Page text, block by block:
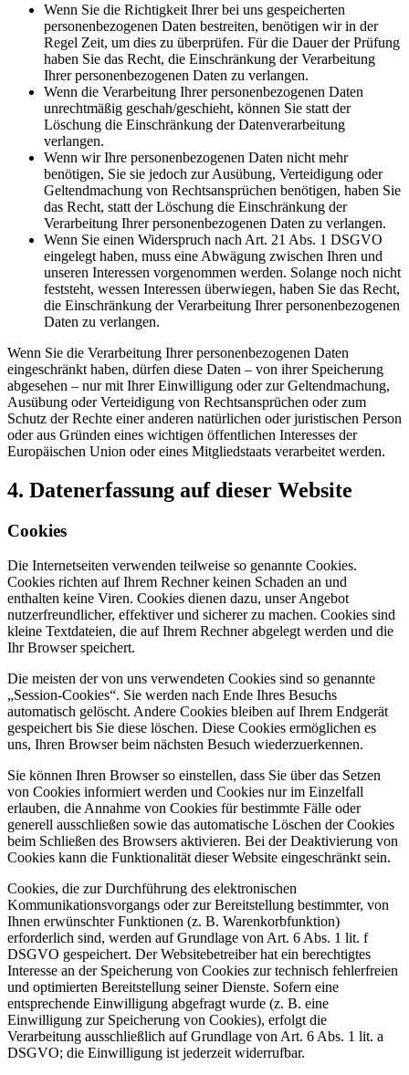
Wenn Sie die Richtigkeit Ihrer bei uns gespeicherten
personenbezogenen Daten bestreiten, benötigen wir in der
Regel Zeit, um dies zu überprüfen. Für die Dauer der Prüfung
haben Sie das Recht, die Einschränkung der Verarbeitung
Ihrer personenbezogenen Daten zu verlangen.
Wenn die Verarbeitung Ihrer personenbezogenen Daten
unrechtmäßig geschah/geschieht, können Sie statt der
Löschung die Einschränkung der Datenverarbeitung
verlangen.
Wenn wir Ihre personenbezogenen Daten nicht mehr
benötigen, Sie sie jedoch zur Ausübung, Verteidigung oder
Geltendmachung von Rechtsansprüchen benötigen, haben Sie
das Recht, statt der Löschung die Einschränkung der
Verarbeitung Ihrer personenbezogenen Daten zu verlangen.
Wenn Sie einen Widerspruch nach Art. 21 Abs. 1 DSGVO
eingelegt haben, muss eine Abwägung zwischen Ihren und
unseren Interessen vorgenommen werden. Solange noch nicht
feststeht, wessen Interessen überwiegen, haben Sie das Recht,
die Einschränkung der Verarbeitung Ihrer personenbezogenen
Daten zu verlangen.
Wenn Sie die Verarbeitung Ihrer personenbezogenen Daten
eingeschränkt haben, dürfen diese Daten – von ihrer Speicherung
abgesehen – nur mit Ihrer Einwilligung oder zur Geltendmachung,
Ausübung oder Verteidigung von Rechtsansprüchen oder zum
Schutz der Rechte einer anderen natürlichen oder juristischen Person
oder aus Gründen eines wichtigen öffentlichen Interesses der
Europäischen Union oder eines Mitgliedstaats verarbeitet werden.
4. Datenerfassung auf dieser Website
Cookies
Die Internetseiten verwenden teilweise so genannte Cookies.
Cookies richten auf Ihrem Rechner keinen Schaden an und
enthalten keine Viren. Cookies dienen dazu, unser Angebot
nutzerfreundlicher, effektiver und sicherer zu machen. Cookies sind
kleine Textdateien, die auf Ihrem Rechner abgelegt werden und die
Ihr Browser speichert.
Die meisten der von uns verwendeten Cookies sind so genannte
„Session-Cookies“. Sie werden nach Ende Ihres Besuchs
automatisch gelöscht. Andere Cookies bleiben auf Ihrem Endgerät
gespeichert bis Sie diese löschen. Diese Cookies ermöglichen es
uns, Ihren Browser beim nächsten Besuch wiederzuerkennen.
Sie können Ihren Browser so einstellen, dass Sie über das Setzen
von Cookies informiert werden und Cookies nur im Einzelfall
erlauben, die Annahme von Cookies für bestimmte Fälle oder
generell ausschließen sowie das automatische Löschen der Cookies
beim Schließen des Browsers aktivieren. Bei der Deaktivierung von
Cookies kann die Funktionalität dieser Website eingeschränkt sein.
Cookies, die zur Durchführung des elektronischen
Kommunikationsvorgangs oder zur Bereitstellung bestimmter, von
Ihnen erwünschter Funktionen (z. B. Warenkorbfunktion)
erforderlich sind, werden auf Grundlage von Art. 6 Abs. 1 lit. f
DSGVO gespeichert. Der Websitebetreiber hat ein berechtigtes
Interesse an der Speicherung von Cookies zur technisch fehlerfreien
und optimierten Bereitstellung seiner Dienste. Sofern eine
entsprechende Einwilligung abgefragt wurde (z. B. eine
Einwilligung zur Speicherung von Cookies), erfolgt die
Verarbeitung ausschließlich auf Grundlage von Art. 6 Abs. 1 lit. a
DSGVO; die Einwilligung ist jederzeit widerrufbar.